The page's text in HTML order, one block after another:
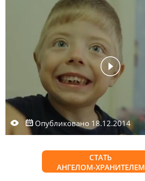
Опубликовано 18.12.2014
СТАТЬ
АНГЕЛОМ-ХРАНИТЕЛЕМ